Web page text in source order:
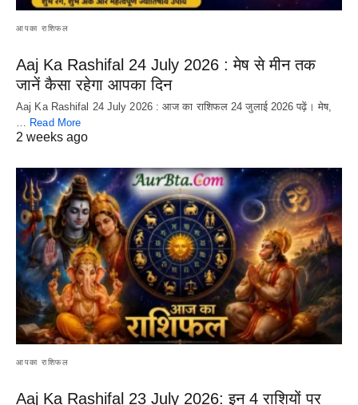
आपका राशिफल
Aaj Ka Rashifal 24 July 2026 : मेष से मीन तक
जानें कैसा रहेगा आपका दिन
Aaj Ka Rashifal 24 July 2026 : आज का राशिफल 24 जुलाई 2026 पढ़ें। मेष,
Read More
2 weeks ago
आपका राशिफल
Aaj Ka Rashifal 23 July 2026: इन 4 राशियों पर